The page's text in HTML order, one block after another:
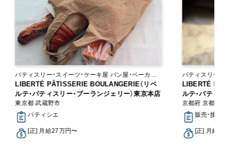
パティスリー・スイーツ・ケーキ屋 パン屋・ベーカリ
ー
LIBERTÉ PÂTISSERIE BOULANGERIE（リベ
ルテ・パティスリー・ブーランジェリー）東京本店
東京都 武蔵野市
パティシエ
[正] 月給27万円〜
パティスリー・スイー
ー
LIBERTÉ
ルテ・パティ
店
京都府 京都市
販売・接客
[正] 月給